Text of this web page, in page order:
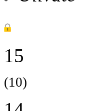
15
(10)